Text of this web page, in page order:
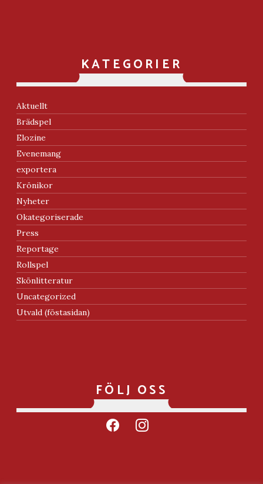
KATEGORIER
Aktuellt
Brädspel
Elozine
Evenemang
exportera
Krönikor
Nyheter
Okategoriserade
Press
Reportage
Rollspel
Skönlitteratur
Uncategorized
Utvald (föstasidan)
FÖLJ OSS
facebookinstagram